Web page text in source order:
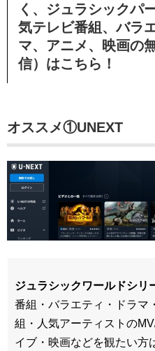
く、ジュラシックパ
気テレビ番組、バラ
マ、アニメ、映画の
信） はこちら！
オススメ①UNEXT
ジュラシックワールドシリ
番組・バラエティ・ドラマ
組・人気アーティストの
イブ・映画などを観たい方